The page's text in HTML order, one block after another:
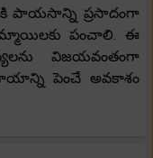
పాయసాన్ని ప్రసాదంగా
పంచాలి. ఈ
విజయవంతంగా
పెంచే అవకాశం